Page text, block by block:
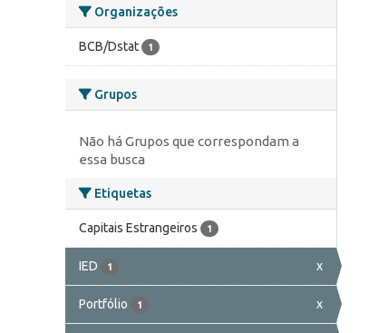
Organizações
BCB/Dstat 1
Grupos
Não há Grupos que correspondam a
essa busca
Etiquetas
Capitais Estrangeiros 1
IED 1 x
Portfólio 1 x